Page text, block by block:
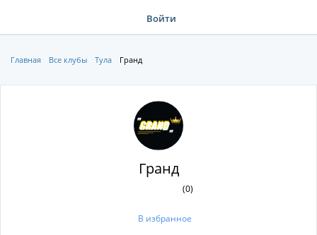
Войти
Главная Все клубы Тула Гранд
Гранд
(0)
В избранное